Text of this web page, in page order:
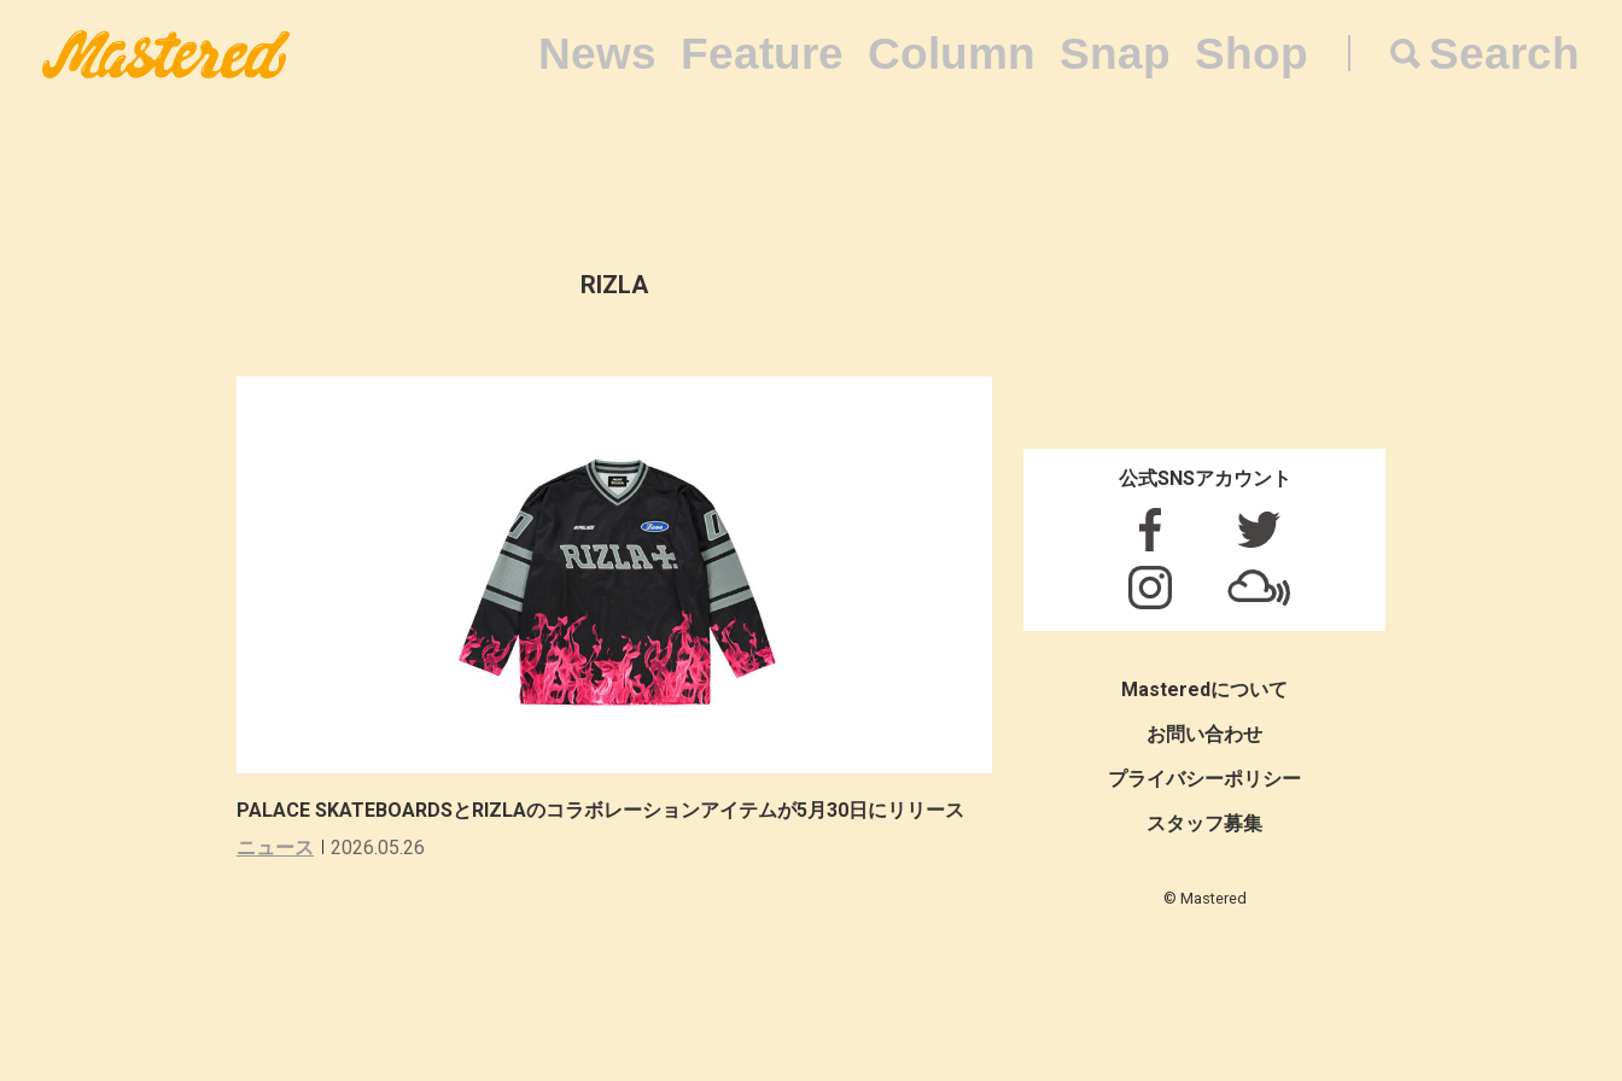
News Feature Column Snap Shop Search
RIZLA
PALACE SKATEBOARDSとRIZLAのコラボレーションアイテムが5月30日にリリース
ニュース
2026.05.26
公式SNSアカウント
Masteredについて
お問い合わせ
プライバシーポリシー
スタッフ募集
© Mastered